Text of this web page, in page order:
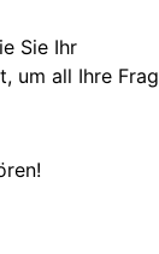
Sie Ihr
um all Ihre